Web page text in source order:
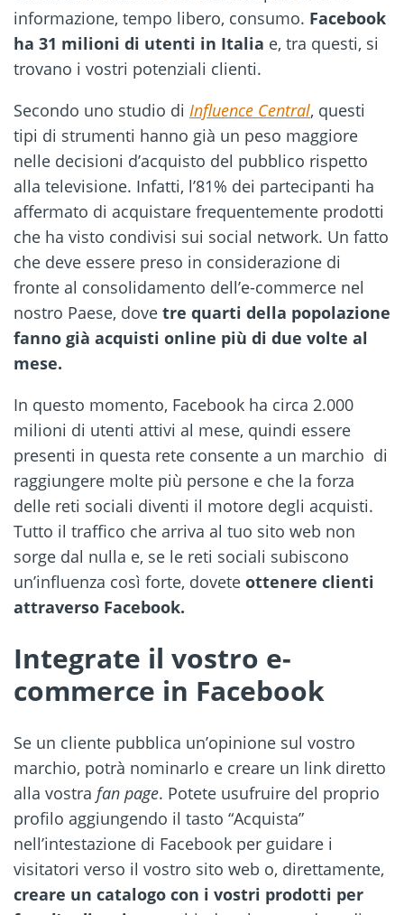
informazione, tempo libero, consumo. Facebook
ha 31 milioni di utenti in Italia e, tra questi, si
trovano i vostri potenziali clienti.
Secondo uno studio di Influence Central, questi
tipi di strumenti hanno già un peso maggiore
nelle decisioni d’acquisto del pubblico rispetto
alla televisione. Infatti, l’81% dei partecipanti ha
affermato di acquistare frequentemente prodotti
che ha visto condivisi sui social network. Un fatto
che deve essere preso in considerazione di
fronte al consolidamento dell’e-commerce nel
nostro Paese, dove tre quarti della popolazione
fanno già acquisti online più di due volte al
mese.
In questo momento, Facebook ha circa 2.000
milioni di utenti attivi al mese, quindi essere
presenti in questa rete consente a un marchio di
raggiungere molte più persone e che la forza
delle reti sociali diventi il motore degli acquisti.
Tutto il traffico che arriva al tuo sito web non
sorge dal nulla e, se le reti sociali subiscono
un’influenza così forte, dovete ottenere clienti
attraverso Facebook.
Integrate il vostro e-
commerce in Facebook
Se un cliente pubblica un’opinione sul vostro
marchio, potrà nominarlo e creare un link diretto
alla vostra fan page. Potete usufruire del proprio
profilo aggiungendo il tasto “Acquista”
nell’intestazione di Facebook per guidare i
visitatori verso il vostro sito web o, direttamente,
creare un catalogo con i vostri prodotti per